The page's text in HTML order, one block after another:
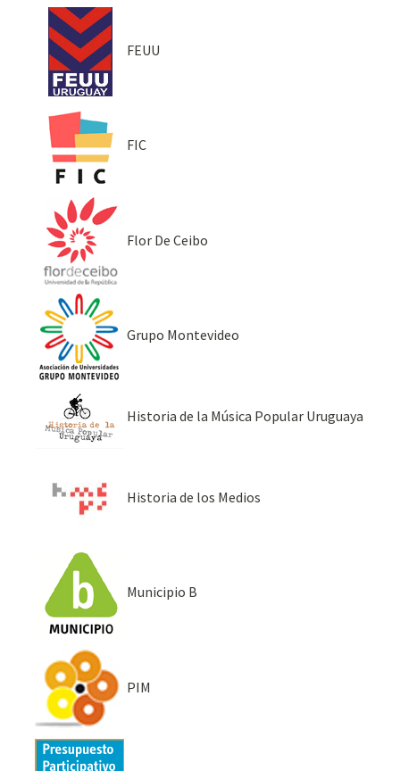
FEUU
FIC
Flor De Ceibo
Grupo Montevideo
Historia de la Música Popular Uruguaya
Historia de los Medios
Municipio B
PIM